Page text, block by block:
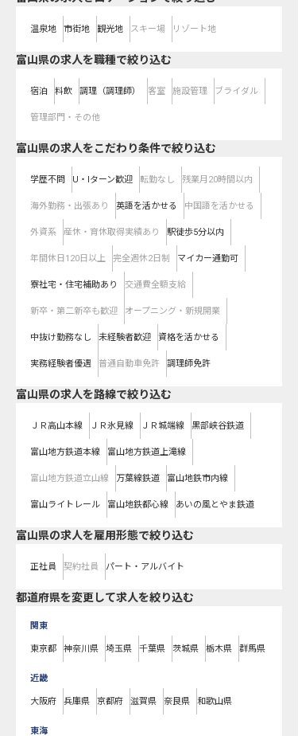
温泉地 市街地 観光地 スキー場 リゾート地
富山県の求人を職種で絞り込む
宿泊 料飲 調理（調理師） 客室 施設管理 ブライダル
管理部門・その他
富山県の求人をこだわり条件で絞り込む
学歴不問 U・Iターン歓迎 転勤なし 残業月20時間以内
海外勤務・出張あり 英語を活かせる 中国語を活かせる
外資系 産休・育休取得実績あり 駅徒歩5分以内
年間休日120日以上 完全週休2日制 マイカー通勤可
寮社宅・住宅補助あり 交通費全額支給
新卒・第二新卒も歓迎 オープニング・新規開業
中抜け勤務なし 未経験者歓迎 資格を活かせる
実務経験者優遇 普通自動車免許 調理師免許
富山県の求人を路線で絞り込む
ＪＲ高山本線 ＪＲ氷見線 ＪＲ城端線 黒部峡谷鉄道
富山地方鉄道本線 富山地方鉄道上滝線
富山地方鉄道立山線 万葉線鉄道 富山地鉄市内線
富山ライトレール 富山地鉄都心線 あいの風とやま鉄道
富山県の求人を雇用形態で絞り込む
正社員 契約社員 パート・アルバイト
都道府県を変更して求人を絞り込む
関東
東京都 神奈川県 埼玉県 千葉県 茨城県 栃木県 群馬県
近畿
大阪府 兵庫県 京都府 滋賀県 奈良県 和歌山県
東海